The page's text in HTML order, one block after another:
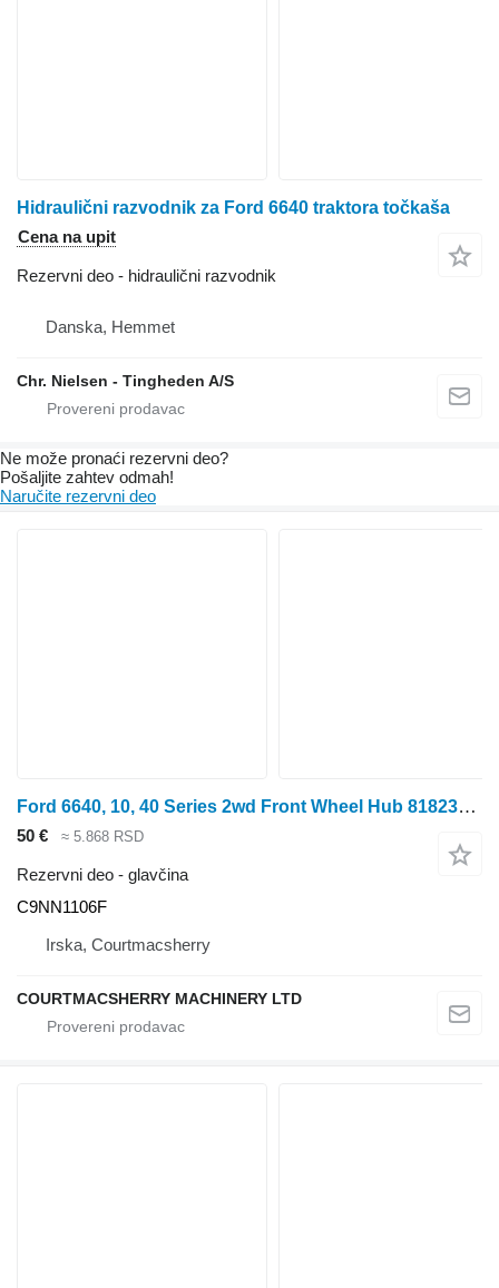
Hidraulični razvodnik za Ford 6640 traktora točkaša
Cena na upit
Rezervni deo - hidraulični razvodnik
Danska, Hemmet
Chr. Nielsen - Tingheden A/S
Ne može pronaći rezervni dеo?
Pošaljite zahtev odmah!
Naručite rezervni dеo
Ford 6640, 10, 40 Series 2wd Front Wheel Hub 81823160 , C9nn1104f C9NN1106F glavčina za Ford 6640 traktora točkaša
50 € ≈ 5.868 RSD
Rezervni deo - glavčina
C9NN1106F
Irska, Courtmacsherry
COURTMACSHERRY MACHINERY LTD